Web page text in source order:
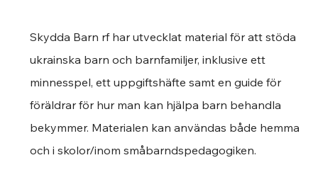
Skydda Barn rf har utvecklat material för att stöda
ukrainska barn och barnfamiljer, inklusive ett
minnesspel, ett uppgiftshäfte samt en guide för
föräldrar för hur man kan hjälpa barn behandla
bekymmer. Materialen kan användas både hemma
och i skolor/inom småbarndspedagogiken.